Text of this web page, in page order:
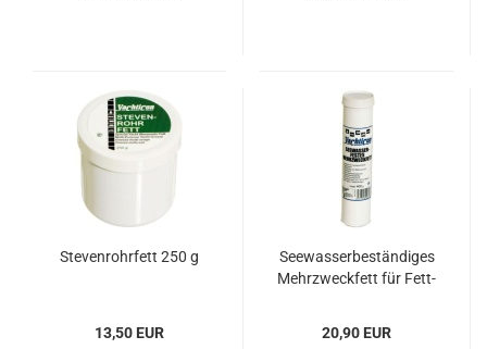
Ste­ven­rohr­fett 250 g
13,50 EUR
See­was­ser­be­stän­di­ges
Mehr­zweck­fett für Fett­
20,90 EUR